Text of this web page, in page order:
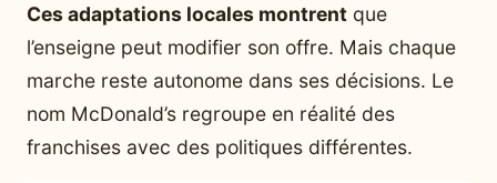
Ces adaptations locales montrent que
l’enseigne peut modifier son offre. Mais chaque
marche reste autonome dans ses décisions. Le
nom McDonald’s regroupe en réalité des
franchises avec des politiques différentes.